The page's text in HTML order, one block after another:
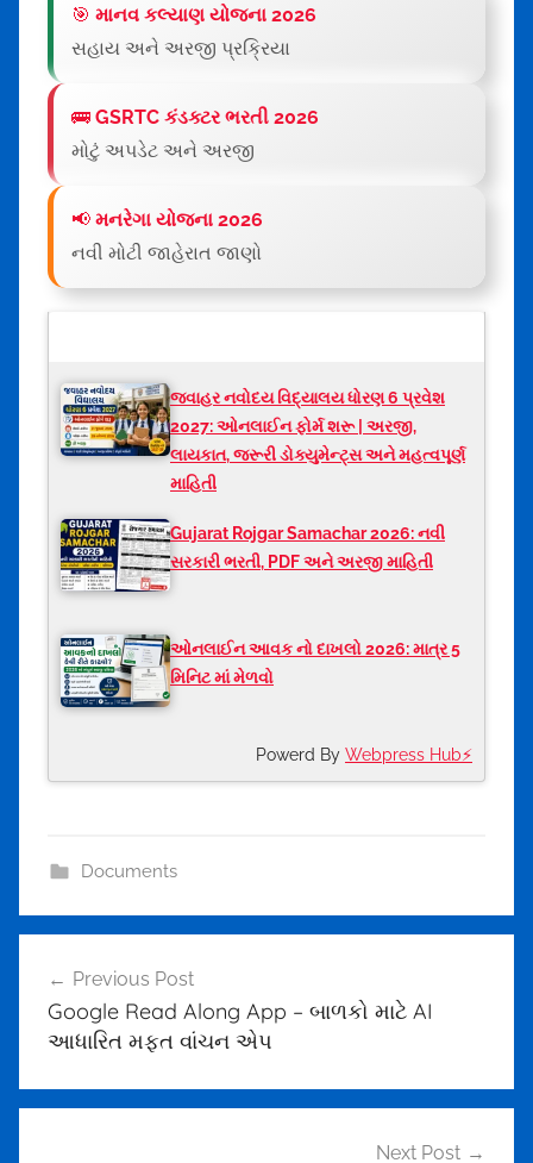
🎯 માનવ કલ્યાણ યોજના 2026
સહાય અને અરજી પ્રક્રિયા
🚌 GSRTC કંડક્ટર ભરતી 2026
મોટું અપડેટ અને અરજી
📢 મનરેગા યોજના 2026
નવી મોટી જાહેરાત જાણો
જવાહર નવોદય વિદ્યાલય ધોરણ 6 પ્રવેશ
2027: ઓનલાઈન ફોર્મ શરૂ | અરજી,
લાયકાત, જરૂરી ડોક્યુમેન્ટ્સ અને મહત્વપૂર્ણ
માહિતી
Gujarat Rojgar Samachar 2026: નવી
સરકારી ભરતી, PDF અને અરજી માહિતી
ઓનલાઈન આવક નો દાખલો 2026: માત્ર 5
મિનિટ માં મેળવો
Powerd By Webpress Hub⚡
Documents
navigation
Previous Post
Google Read Along App – બાળકો માટે AI
આધારિત મફત વાંચન એપ
Next Post